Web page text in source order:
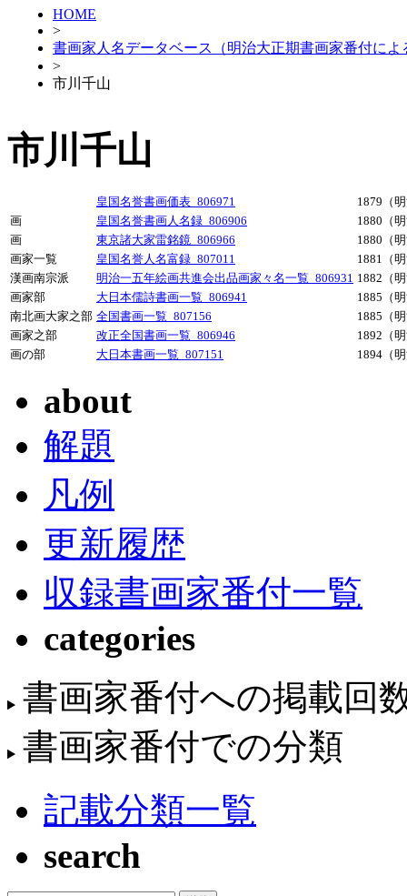
HOME
>
書画家人名データベース（明治大正期書画家番付によ
>
市川千山
市川千山
皇国名誉書画価表_806971
1879（
画
皇国名誉書画人名録_806906
1880（
画
東京諸大家雷銘鏡_806966
1880（
画家一覧
皇国名誉人名富録_807011
1881（
漢画南宗派
明治一五年絵画共進会出品画家々名一覧_806931 1882（
画家部
大日本儒詩書画一覧_806941
1885（
南北画大家之部 全国書画一覧_807156
1885（
画家之部
改正全国書画一覧_806946
1892（
画の部
大日本書画一覧_807151 1894（
about
解題
凡例
更新履歴
収録書画家番付一覧
categories
書画家番付への掲載回
書画家番付での分類
記載分類一覧
search